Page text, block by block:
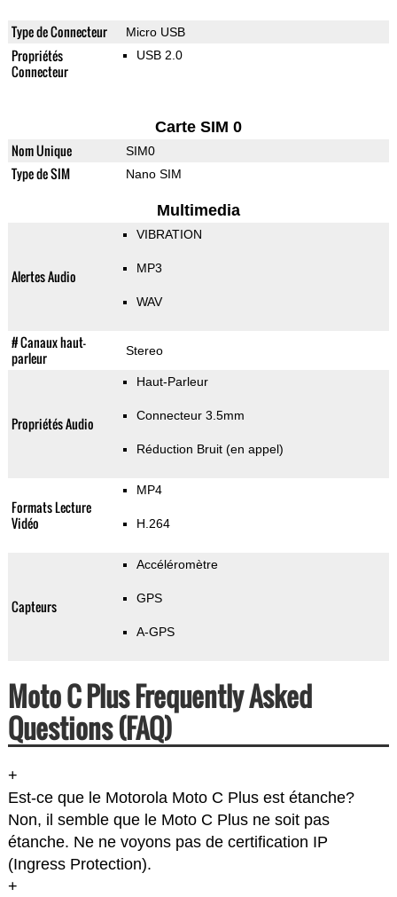
Type de Connecteur Micro USB
Propriétés
Connecteur
USB 2.0
Carte SIM 0
Nom Unique SIM0
Type de SIM Nano SIM
Multimedia
Alertes Audio
VIBRATION
MP3
WAV
# Canaux haut-
parleur
Stereo
Propriétés Audio
Haut-Parleur
Connecteur 3.5mm
Réduction Bruit (en appel)
Formats Lecture
Vidéo
MP4
H.264
Capteurs
Accéléromètre
GPS
A-GPS
Moto C Plus Frequently Asked
Questions (FAQ)
+
Est-ce que le Motorola Moto C Plus est étanche?
Non, il semble que le Moto C Plus ne soit pas
étanche. Ne ne voyons pas de certification IP
(Ingress Protection).
+